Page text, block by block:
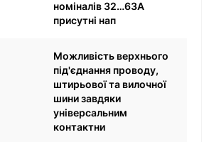
номіналів 32…63А
присутні нап
Можливість верхнього
під'єднання проводу,
штирьової та вилочної
шини завдяки
універсальним
контактни